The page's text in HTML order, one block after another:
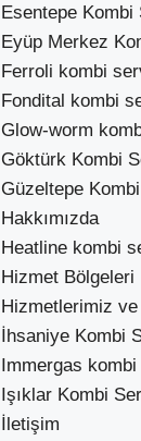
Esentepe Kombi
Eyüp Merkez
Ferroli kombi
Fondital kombi
Glow-worm
Göktürk Kombi
Güzeltepe
Hakkımızda
Heatline kombi
Hizmet Bölgeleri
Hizmetlerimiz ve
İhsaniye Kombi
Immergas
Işıklar Kombi
İletişim